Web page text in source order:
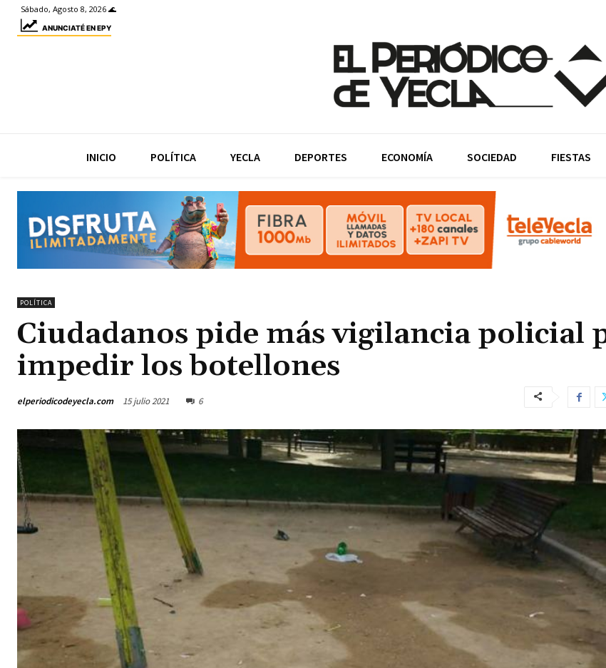
Sábado, Agosto 8, 2026 🌊
ANUNCIATÉ EN EPY
INICIO POLÍTICA YECLA DEPORTES ECONOMÍA SOCIEDAD FIESTAS
POLÍTICA
Ciudadanos pide más vigilancia policial
impedir los botellones
elperiodicodeyecla.com 15 julio 2021 6